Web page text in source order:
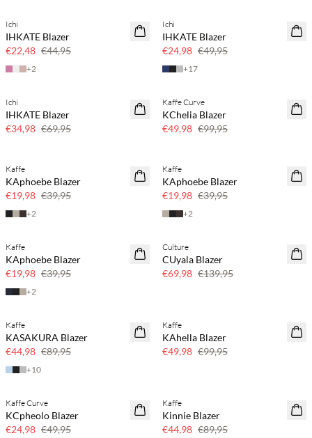
SAVE20
Ichi
IHKATE Blazer
€22,48 €44,95
+2
SAVE20
Ichi
IHKATE Blazer
€24,98 €49,95
+17
SAVE20
Ichi
IHKATE Blazer
€34,98 €69,95
SAVE20
Kaffe Curve
KChelia Blazer
€49,98 €99,95
SAVE20
50% korting
Kaffe
KAphoebe Blazer
€19,98 €39,95
+2
SAVE20
50% korting
Kaffe
KAphoebe Blazer
€19,98 €39,95
+2
SAVE20
50% korting
Kaffe
KAphoebe Blazer
€19,98 €39,95
+2
SAVE20
50% korting
Culture
CUyala Blazer
€69,98 €139,95
SAVE20
Kaffe
KASAKURA Blazer
€44,98 €89,95
+10
SAVE20
Kaffe
KAhella Blazer
€49,98 €99,95
SAVE20
50% korting
Kaffe Curve
KCpheolo Blazer
€24,98 €49,95
SAVE20
Kaffe
Kinnie Blazer
€44,98 €89,95